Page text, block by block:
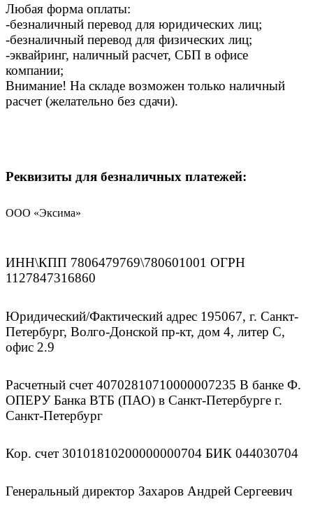
Любая форма оплаты:
-безналичный перевод для юридических лиц;
-безналичный перевод для физических лиц;
-эквайринг, наличный расчет, СБП в офисе
компании;
Внимание! На складе возможен только наличный
расчет (желательно без сдачи).
Реквизиты для безналичных платежей:
ООО «Эксима»
ИНН\КПП 7806479769\780601001 ОГРН
1127847316860
Юридический/Фактический адрес 195067, г. Санкт-
Петербург, Волго-Донской пр-кт, дом 4, литер С,
офис 2.9
Расчетный счет 40702810710000007235 В банке Ф.
ОПЕРУ Банка ВТБ (ПАО) в Санкт-Петербурге г.
Санкт-Петербург
Кор. счет 30101810200000000704 БИК 044030704
Генеральный директор Захаров Андрей Сергеевич